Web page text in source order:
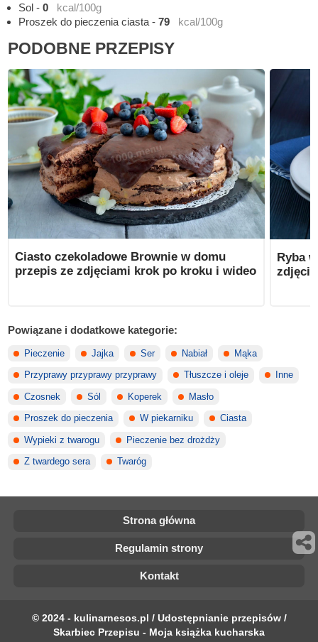
Sol -0
kcal/100g
Proszek do pieczenia ciasta -79 kcal/100g
PODOBNE PRZEPISY
Ciasto czekoladowe Brownie w domu
przepis ze zdjęciami krok po kroku i wideo
Ryba
Powiązane i dodatkowe kategorie:
Pieczenie Jajka Ser Nabiał Mąka
Przyprawy przyprawy przyprawy Tłuszcze i oleje Inne
Czosnek Sól Koperek Masło
Proszek do pieczenia W piekarniku Ciasta
Wypieki z twarogu Pieczenie bez drożdży
Z twardego sera Twaróg
Strona główna
Regulamin strony
Kontakt
© 2024 - kulinarnesos.pl / Udostępnianie przepisów /
Skarbiec Przepisu - Moja książka kucharska